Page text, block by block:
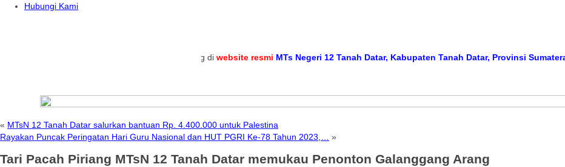
Hubungi Kami
website resmi MTs Negeri 12 Tanah Datar, Kabupaten Tanah Datar, Provinsi Sumatera Barat
« MTsN 12 Tanah Datar salurkan bantuan Rp. 4.400.000 untuk Palestina
Rayakan Puncak Peringatan Hari Guru Nasional dan HUT PGRI Ke-78 Tahun 2023,…
»
Tari Pacah Piriang MTsN 12 Tanah Datar memukau Penonton Galanggang Arang